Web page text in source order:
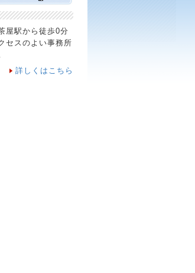
屋駅から徒歩0分
セスのよい事務所
詳しくはこちら